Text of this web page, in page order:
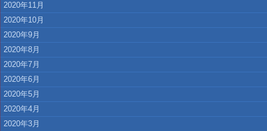
2020年11月
2020年10月
2020年9月
2020年8月
2020年7月
2020年6月
2020年5月
2020年4月
2020年3月